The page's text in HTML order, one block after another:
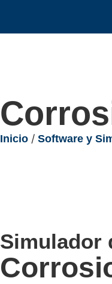
Inicio / Software y
Simulador